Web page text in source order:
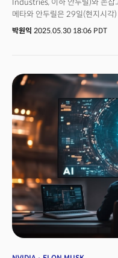
Industries, 이하 안두릴)와 손잡
메타와 안두릴은 29일(현지시각
자율 플랫폼을 직관적으로 제어
개발한다는 계획이다. 메타와
기능에는 수천 개의 데이터 원천
정보를 제공하는 안두릴의 AI 기
통합된다.
박원익 2025.05.30 18:06 PDT